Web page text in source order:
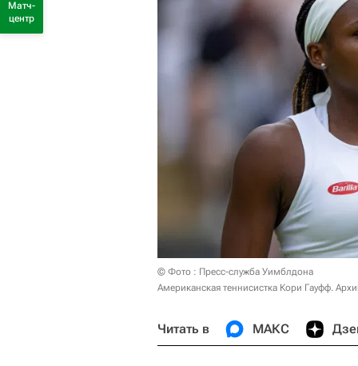
© Фото : Пресс-служба Уимблдона
Американская теннисистка Кори Гауфф.
Читать в МАКС
Матч-
центр